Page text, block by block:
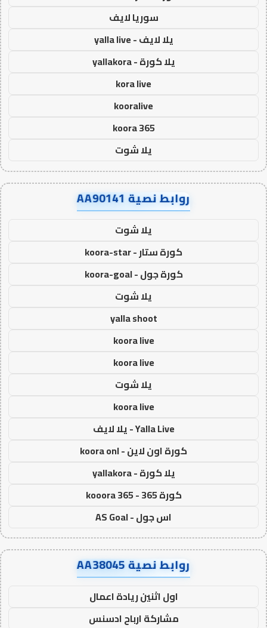
سوريا لايف
يلا لايف - yalla live
يلا كورة - yallakora
kora live
kooralive
koora 365
يلا شوت
روابط نصية AA90141
يلا شوت
كورة ستار - koora-star
كورة جول - koora-goal
يلا شوت
yalla shoot
koora live
koora live
يلا شوت
koora live
Yalla Live - يلا لايف
كورة اون لاين - koora onl
يلا كورة - yallakora
كورة 365 - kooora 365
اس جول - AS Goal
روابط نصية AA38045
اول اثنين ريادة اعمال
مشاركة ارباح ادسنس